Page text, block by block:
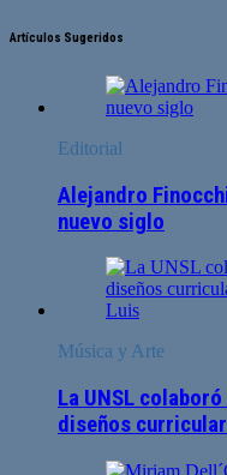
Artículos Sugeridos
Editorial
Alejandro
nuevo siglo
Música y Arte
La UNSL
diseños